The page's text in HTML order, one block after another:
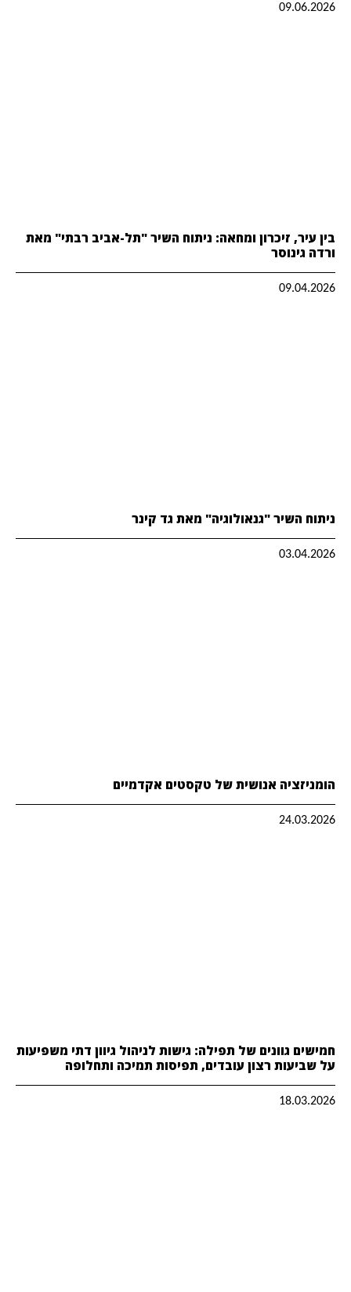
09.06.2026
בין עיר, זיכרון ומחאה: ניתוח השיר "תל-אביב רבתי" מאת
ורדה גינוסר
09.04.2026
ניתוח השיר "גנאולוגיה" מאת גד קינר
03.04.2026
הומניזציה אנושית של טקסטים אקדמיים
24.03.2026
חמישים גוונים של תפילה: גישות לניהול גיוון דתי משפיעות
על שביעות רצון עובדים, תפיסות תמיכה ותחלופה
18.03.2026